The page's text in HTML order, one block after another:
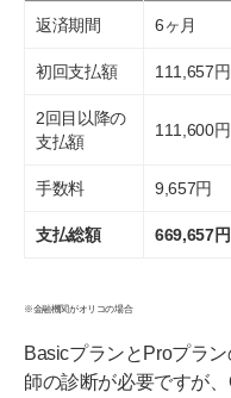
返済期間 6ヶ月
初回支払額 111,657円
2回目以降の
支払額
111,600円
手数料 9,657円
支払総額 669,657円
※金融機関がオリコの場合
BasicプランとProプラ
師の診断が必要ですが